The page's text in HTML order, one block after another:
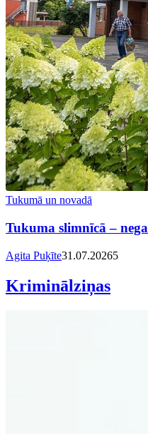
Tukumā un novadā
Tukuma slimnīcā –
Agita Puķīte31.07.20265
Kriminālziņas